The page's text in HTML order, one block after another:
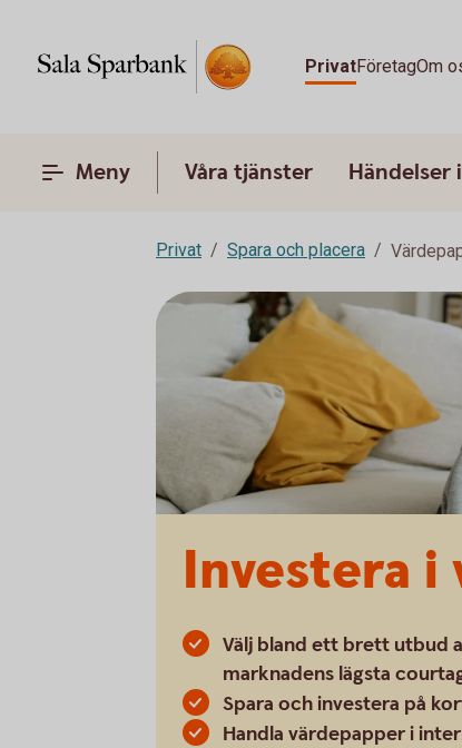
PrivatFöretagOm
Meny Våra tjänster Händelser
Privat Spara och placera
Investera i
Välj bland ett brett utbud
marknadens lägsta
Spara och investera på
Handla värdepapper i